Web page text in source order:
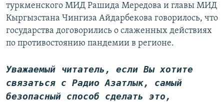
туркменского МИД Рашида Мередова и главы МИД
Кыргызстана Чингиза Айдарбекова говорилось, что
государства договорились о слаженных действиях
по противостоянию пандемии в регионе.
Уважаемый читатель, если Вы хотите
связаться с Радио Азатлык, самый
безопасный способ сделать это,